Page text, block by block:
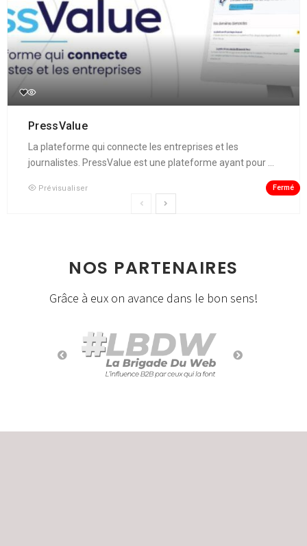
PressValue
La plateforme qui connecte les entreprises et les
journalistes. PressValue est une plateforme ayant pour ...
Prévisualiser Fermé
NOS PARTENAIRES
Grâce à eux on avance dans le bon sens!